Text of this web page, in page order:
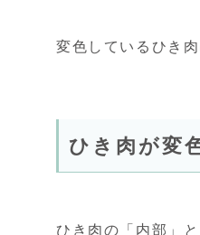
変色しているひき
ひき肉が変
ひき肉の「内部」